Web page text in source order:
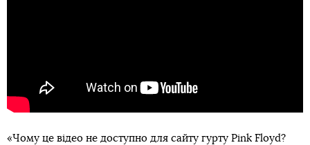
«Чому це відео не доступно для сайту гурту Pink Floyd?